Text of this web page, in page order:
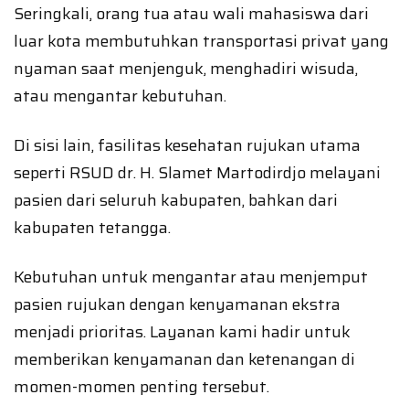
Seringkali, orang tua atau wali mahasiswa dari
luar kota membutuhkan transportasi privat yang
nyaman saat menjenguk, menghadiri wisuda,
atau mengantar kebutuhan.
Di sisi lain, fasilitas kesehatan rujukan utama
seperti RSUD dr. H. Slamet Martodirdjo melayani
pasien dari seluruh kabupaten, bahkan dari
kabupaten tetangga.
Kebutuhan untuk mengantar atau menjemput
pasien rujukan dengan kenyamanan ekstra
menjadi prioritas. Layanan kami hadir untuk
memberikan kenyamanan dan ketenangan di
momen-momen penting tersebut.